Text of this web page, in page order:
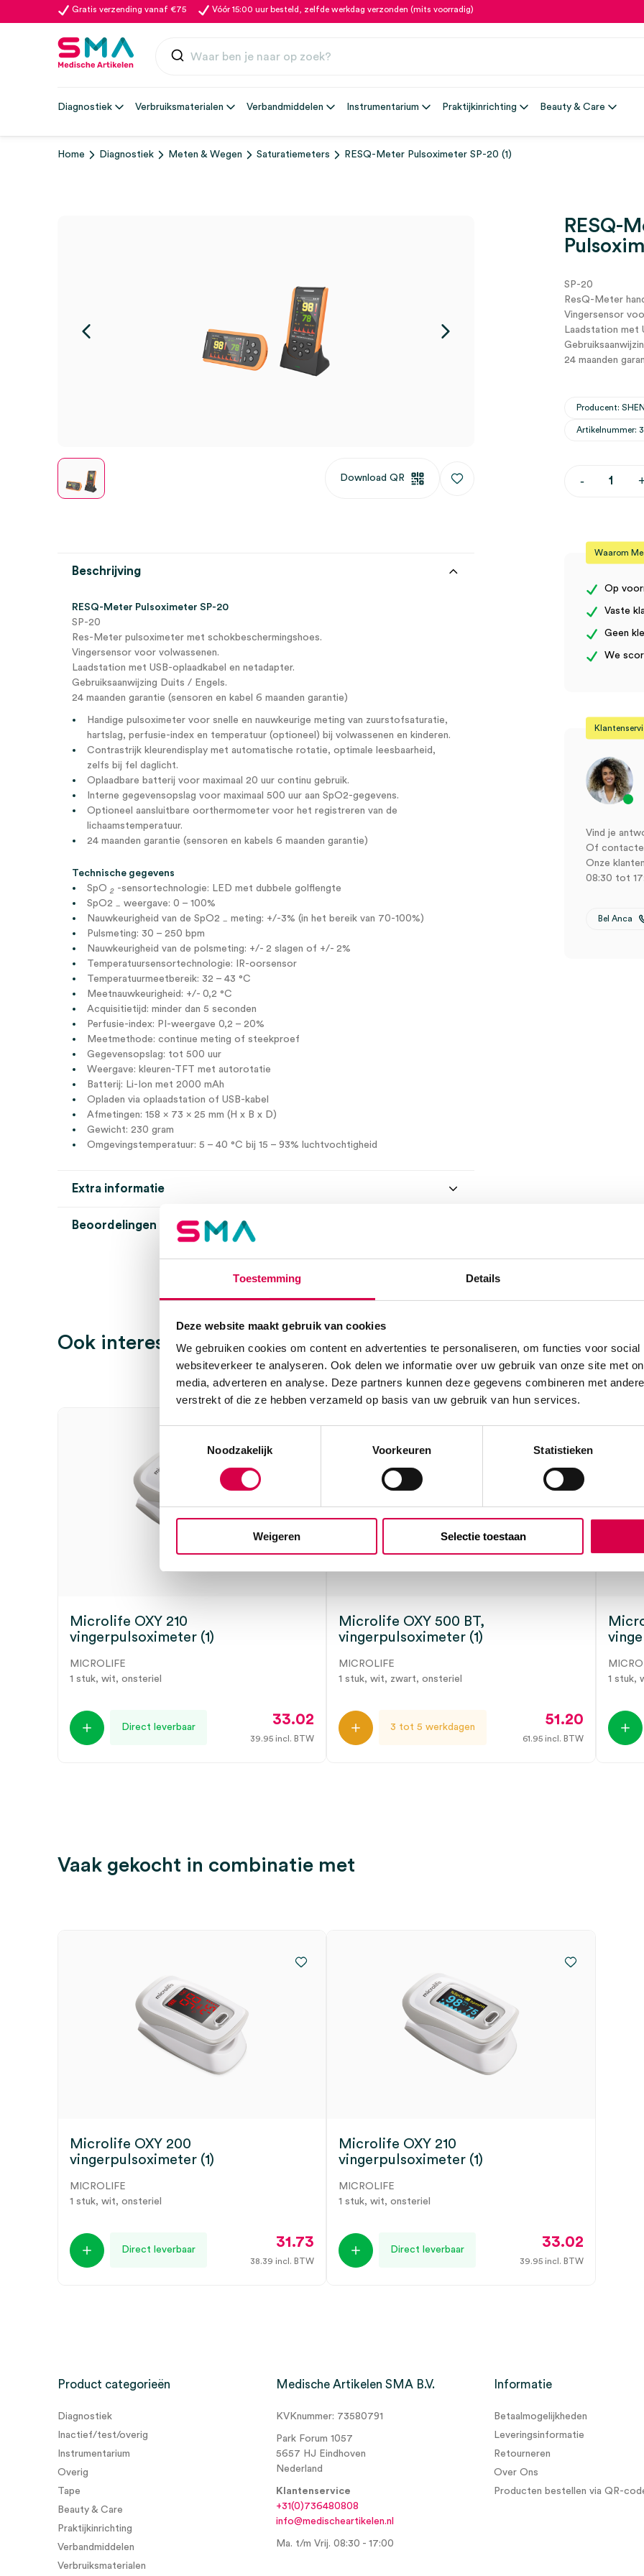
Toestemming Details
Deze website maakt gebruik van cookies
We gebruiken cookies om content en advertenties te personaliseren, om functies voor
websiteverkeer te analyseren. Ook delen we informatie over uw gebruik van onze site met
media, adverteren en analyse. Deze partners kunnen deze gegevens combineren met
verstrekt of die ze hebben verzameld op basis van uw gebruik van hun services.
Noodzakelijk
Voorkeuren Statistieken
Weigeren Selectie toestaan
Gratis verzending vanaf €75 Vóór 15:00 uur besteld, zelfde werkdag verzonden (mits voorradig)
Diagnostiek Verbruiksmaterialen Verbandmiddelen Instrumentarium Praktijkinrichting Beauty & Care
Home Diagnostiek Meten & Wegen Saturatiemeters RESQ-Meter Pulsoximeter SP-20 (1)
Download QR
RESQ-
SP-20
ResQ-Meter
Vingersensor
Laadstation met
24 maanden
Producent:
Artikelnummer:
-RESQ-
(1)
aantal
Beschrijving
RESQ-Meter Pulsoximeter SP-20
SP-20
Res-Meter pulsoximeter met schokbeschermingshoes.
Vingersensor voor volwassenen.
Laadstation met USB-oplaadkabel en netadapter.
Gebruiksaanwijzing Duits / Engels.
24 maanden garantie (sensoren en kabel 6 maanden garantie)
Handige pulsoximeter voor snelle en nauwkeurige meting van zuurstofsaturatie,
hartslag, perfusie-index en temperatuur (optioneel) bij volwassenen en kinderen.
Contrastrijk kleurendisplay met automatische rotatie, optimale leesbaarheid,
zelfs bij fel daglicht.
Oplaadbare batterij voor maximaal 20 uur continu gebruik.
Interne gegevensopslag voor maximaal 500 uur aan SpO2-gegevens.
Optioneel aansluitbare oorthermometer voor het registreren van de
lichaamstemperatuur.
24 maanden garantie (sensoren en kabels 6 maanden garantie)
Technische gegevens
SpO 2 -sensortechnologie: LED met dubbele golflengte
SpO2 – weergave: 0 – 100%
Nauwkeurigheid van de SpO2 – meting: +/-3% (in het bereik van 70-100%)
Pulsmeting: 30 – 250 bpm
Nauwkeurigheid van de polsmeting: +/- 2 slagen of +/- 2%
Temperatuursensortechnologie: IR-oorsensor
Temperatuurmeetbereik: 32 – 43 °C
Meetnauwkeurigheid: +/- 0,2 °C
Acquisitietijd: minder dan 5 seconden
Perfusie-index: PI-weergave 0,2 – 20%
Meetmethode: continue meting of steekproef
Gegevensopslag: tot 500 uur
Weergave: kleuren-TFT met autorotatie
Batterij: Li-Ion met 2000 mAh
Opladen via oplaadstation of USB-kabel
Afmetingen: 158 x 73 x 25 mm (H x B x D)
Gewicht: 230 gram
Omgevingstemperatuur: 5 – 40 °C bij 15 – 93% luchtvochtigheid
Extra informatie
1 stuk
onsteriel
Beoordelingen (0)
Beoordelingen
Er zijn nog geen beoordelingen.
Wees de eerste om “RESQ-Meter Pulsoximeter SP-20 (1)” te beoordelen
om een beoordeling te plaatsen.
Waarom
Op
Vaste
Geen
We
Vind je
Of
Onze
08:30 tot
Bel Anca
Ook interessant
Microlife OXY 210
vingerpulsoximeter (1)
MICROLIFE
1 stuk, wit, onsteriel
Direct leverbaar 33.02
39.95 incl. BTW
Microlife OXY 500 BT,
vingerpulsoximeter (1)
MICROLIFE
1 stuk, wit, zwart, onsteriel
3 tot 5 werkdagen 51.20
61.95incl. BTW
1 stuk,
Vaak gekocht in combinatie met
Microlife OXY 200
vingerpulsoximeter (1)
MICROLIFE
1 stuk, wit, onsteriel
Direct leverbaar 31.73
38.39 incl. BTW
Microlife OXY 210
vingerpulsoximeter (1)
MICROLIFE
1 stuk, wit, onsteriel
Direct leverbaar 33.02
39.95incl. BTW
Product categorieën
Diagnostiek
Inactief/test/overig
Instrumentarium
Overig
Tape
Beauty & Care
Praktijkinrichting
Verbandmiddelen
Verbruiksmaterialen
Medische Artikelen SMA B.V.
KVKnummer: 73580791
Park Forum 1057
5657 HJ Eindhoven
Nederland
Klantenservice
+31(0)736480808
info@medischeartikelen.nl
Ma. t/m Vrij. 08:30 - 17:00
Informatie
Betaalmogelijkheden
Leveringsinformatie
Retourneren
Over Ons
Producten bestellen via QR-